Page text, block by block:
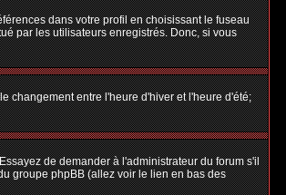
dans votre profil en choisissant le fuseau
par les utilisateurs enregistrés. Donc, si vous
changement entre l'heure d'hiver et l'heure d'été;
de demander à l'administrateur du forum s'il
groupe phpBB (allez voir le lien en bas des